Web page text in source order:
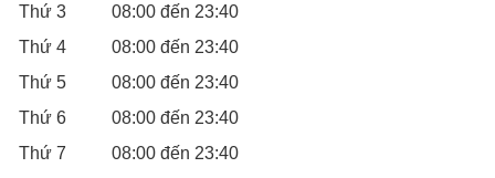
Địa chỉ
:Tầng 3 VinCom Center Đồng Khởi, Số 72 Lê
chương trình khuyến mại, nên trước khi đi bạn nên tham
khảo giá trên Website của CGV.
Giờ mở cửa:8h00 - 23h40 (Từ thứ 2 đến Chủ Nhật)
Thứ 3
08:00 đến 23:40
Thứ 4
08:00 đến 23:40
Thứ 5
08:00 đến 23:40
Thứ 6
08:00 đến 23:40
Thứ 7
08:00 đến 23:40